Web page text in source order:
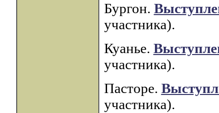
Бургон.
участника).
Куанье.
участника).
Пасторе.
участника).